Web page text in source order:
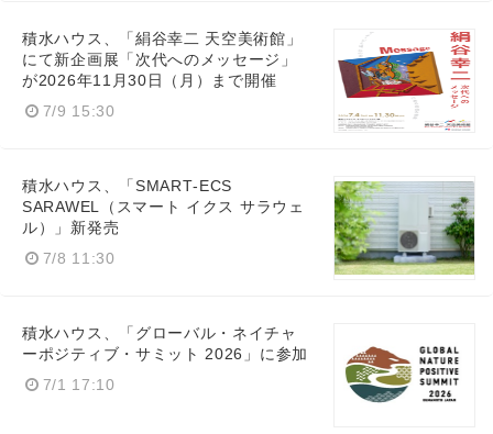
積水ハウス、「絹谷幸二 天空美術館」
にて新企画展「次代へのメッセージ」
が2026年11月30日（月）まで開催
7/9 15:30
積水ハウス、「SMART‑ECS
SARAWEL（スマート イクス サラウェ
ル）」新発売
7/8 11:30
積水ハウス、「グローバル・ネイチャ
ーポジティブ・サミット 2026」に参加
7/1 17:10